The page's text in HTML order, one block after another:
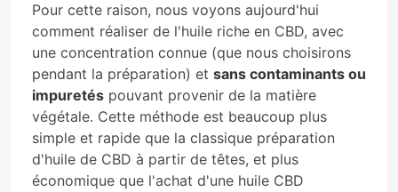
Pour cette raison, nous voyons aujourd'hui
comment réaliser de l'huile riche en CBD, avec
une concentration connue (que nous choisirons
pendant la préparation) et sans contaminants ou
impuretés pouvant provenir de la matière
végétale. Cette méthode est beaucoup plus
simple et rapide que la classique préparation
d'huile de CBD à partir de têtes, et plus
économique que l'achat d'une huile CBD